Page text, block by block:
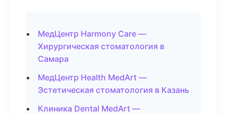
МедЦентр Harmony Care —
Хирургическая стоматология в
Самара
МедЦентр Health MedArt —
Эстетическая стоматология в Казань
Клиника Dental MedArt —